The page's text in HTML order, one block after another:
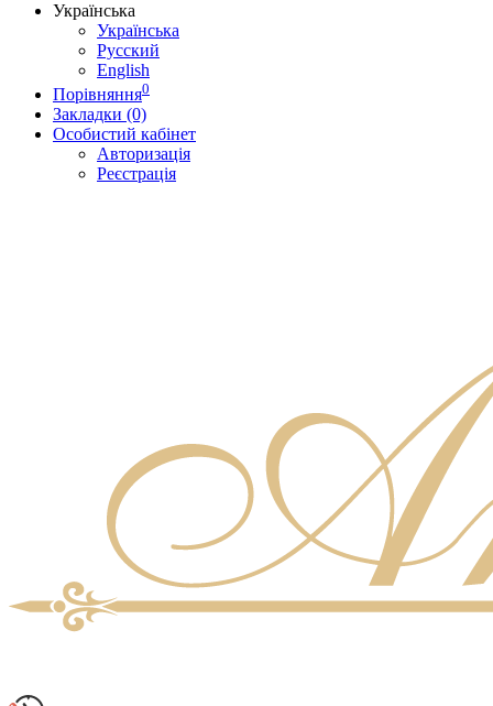
Українська
Українська
Русский
English
Порівняння0
Закладки (0)
Особистий кабінет
Авторизація
Реєстрація